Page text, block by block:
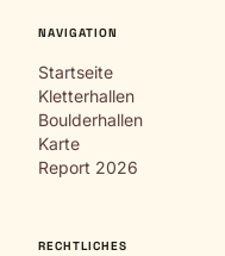
NAVIGATION
Startseite
Kletterhallen
Boulderhallen
Karte
Report 2026
RECHTLICHES